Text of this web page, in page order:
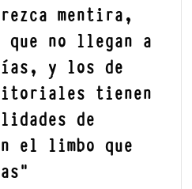
mentira,
no llegan a
y los de
tienen
de
el limbo que
"